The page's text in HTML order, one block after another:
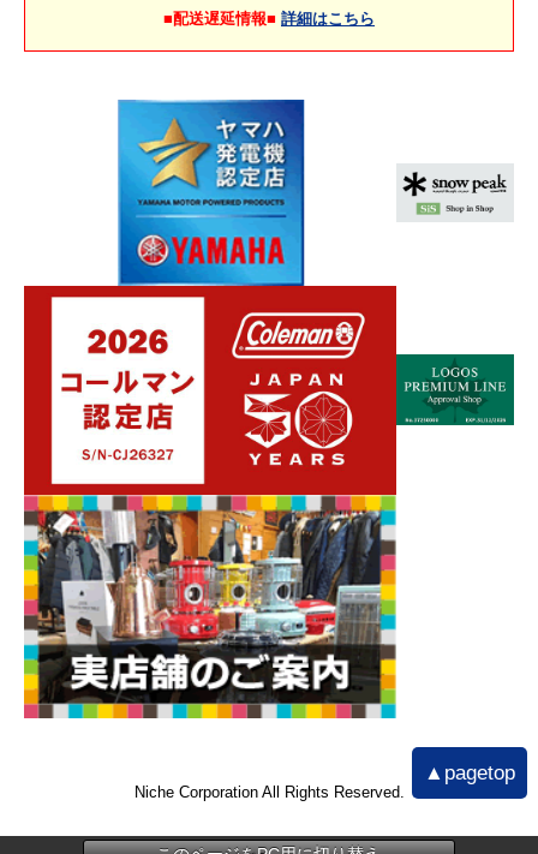
■配送遅延情報■ 詳細はこちら
▲pagetop
Niche Corporation All Rights Reserved.